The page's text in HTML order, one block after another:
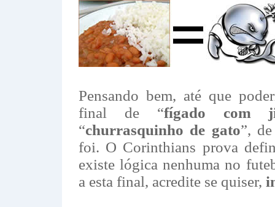
Pensando bem, até que
final de “fígado com
“churrasquinho de gato”,
foi. O Corinthians prova
existe lógica nenhuma no
a esta final, acredite se quiser,